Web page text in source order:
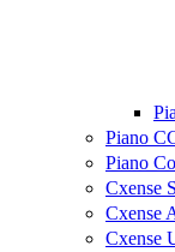
Piano
Piano
Cxense
Cxense
Cxense